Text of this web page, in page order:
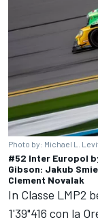
Photo by: Michael L.
#52 Inter Europol
Gibson: Jakub
Clement Novalak
In Classe LMP2
1'39"416 con la